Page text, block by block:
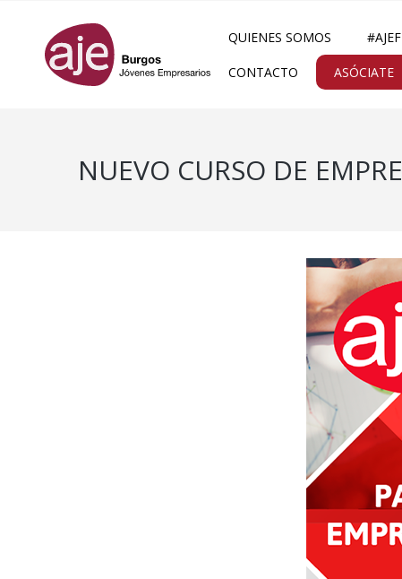
QUIENES SOMOS
CONTACTO ASÓCIATE
NUEVO CURSO DE